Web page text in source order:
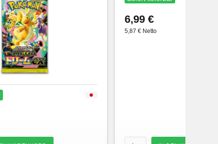
6,99 €
5,87 € Netto